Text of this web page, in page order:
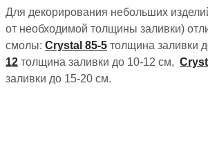
Для декорирования небольших
от необходимой толщины заливки)
смолы: Сrystal 85-5 толщина заливки
12 толщина заливки до 10-12 см,
заливки до 15-20 см.